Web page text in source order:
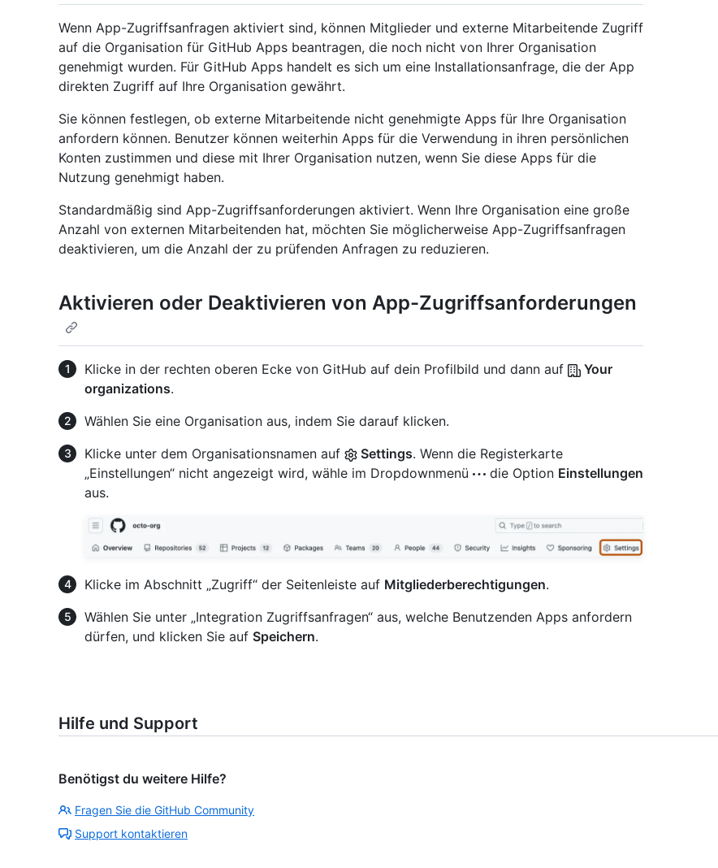
Wenn App-Zugriffsanfragen aktiviert sind, können Mitglieder und externe Mitarbeitende Zugriff
auf die Organisation für GitHub Apps beantragen, die noch nicht von Ihrer Organisation
genehmigt wurden. Für GitHub Apps handelt es sich um eine Installationsanfrage, die der App
direkten Zugriff auf Ihre Organisation gewährt.
Sie können festlegen, ob externe Mitarbeitende nicht genehmigte Apps für Ihre Organisation
anfordern können. Benutzer können weiterhin Apps für die Verwendung in ihren persönlichen
Konten zustimmen und diese mit Ihrer Organisation nutzen, wenn Sie diese Apps für die
Nutzung genehmigt haben.
Standardmäßig sind App-Zugriffsanforderungen aktiviert. Wenn Ihre Organisation eine große
Anzahl von externen Mitarbeitenden hat, möchten Sie möglicherweise App-Zugriffsanfragen
deaktivieren, um die Anzahl der zu prüfenden Anfragen zu reduzieren.
Aktivieren oder Deaktivieren von App-Zugriffsanforderungen
Klicke in der rechten oberen Ecke von GitHub auf dein Profilbild und dann auf
Your
organizations.
Wählen Sie eine Organisation aus, indem Sie darauf klicken.
Klicke unter dem Organisationsnamen auf
Settings. Wenn die Registerkarte
„Einstellungen“ nicht angezeigt wird, wähle im Dropdownmenü
die Option Einstellungen
aus.
Klicke im Abschnitt „Zugriff“ der Seitenleiste auf Mitgliederberechtigungen.
Wählen Sie unter „Integration Zugriffsanfragen“ aus, welche Benutzenden Apps anfordern
dürfen, und klicken Sie auf Speichern.
Hilfe und Support
Benötigst du weitere Hilfe?
Fragen Sie die GitHub Community
Support kontaktieren